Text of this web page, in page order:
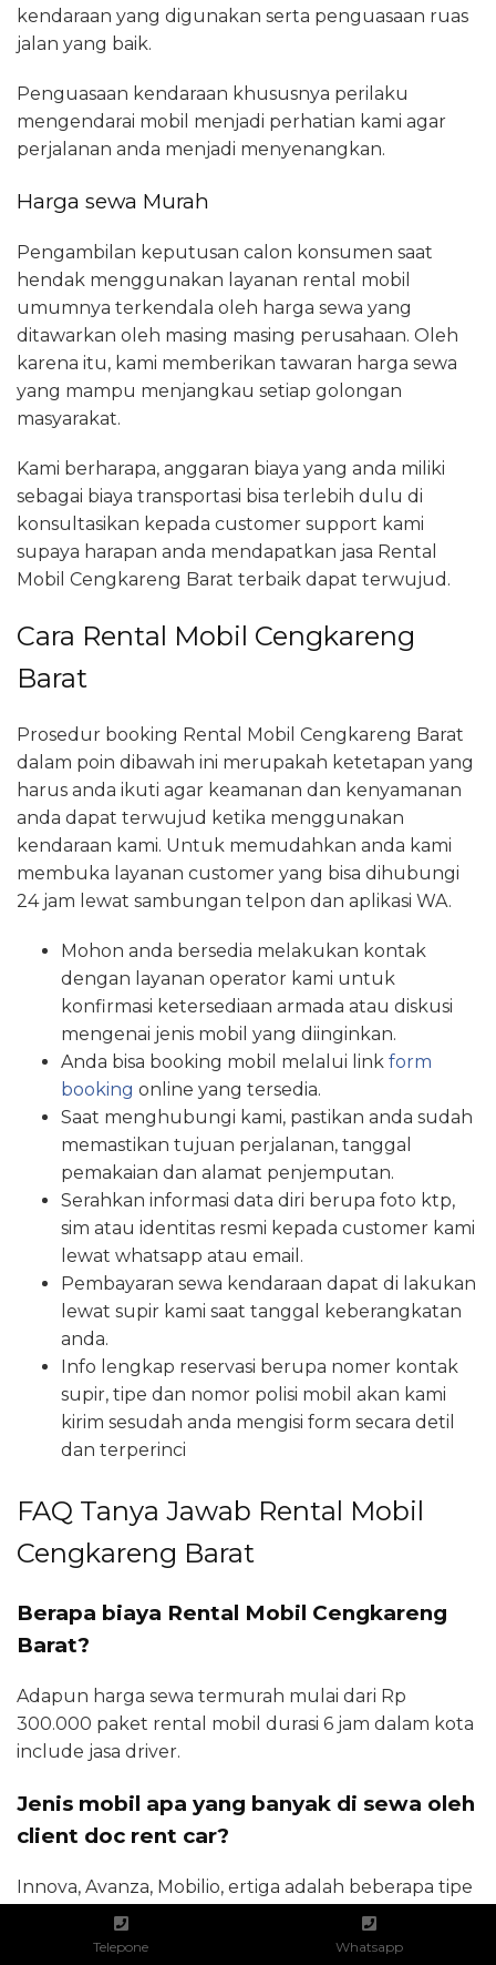
kendaraan yang digunakan serta penguasaan ruas
jalan yang baik.
Penguasaan kendaraan khususnya perilaku
mengendarai mobil menjadi perhatian kami agar
perjalanan anda menjadi menyenangkan.
Harga sewa Murah
Pengambilan keputusan calon konsumen saat
hendak menggunakan layanan rental mobil
umumnya terkendala oleh harga sewa yang
ditawarkan oleh masing masing perusahaan. Oleh
karena itu, kami memberikan tawaran harga sewa
yang mampu menjangkau setiap golongan
masyarakat.
Kami berharapa, anggaran biaya yang anda miliki
sebagai biaya transportasi bisa terlebih dulu di
konsultasikan kepada customer support kami
supaya harapan anda mendapatkan jasa Rental
Mobil Cengkareng Barat terbaik dapat terwujud.
Cara Rental Mobil Cengkareng
Barat
Prosedur booking Rental Mobil Cengkareng Barat
dalam poin dibawah ini merupakah ketetapan yang
harus anda ikuti agar keamanan dan kenyamanan
anda dapat terwujud ketika menggunakan
kendaraan kami. Untuk memudahkan anda kami
membuka layanan customer yang bisa dihubungi
24 jam lewat sambungan telpon dan aplikasi WA.
Mohon anda bersedia melakukan kontak
dengan layanan operator kami untuk
konfirmasi ketersediaan armada atau diskusi
mengenai jenis mobil yang diinginkan.
Anda bisa booking mobil melalui link form
booking online yang tersedia.
Saat menghubungi kami, pastikan anda sudah
memastikan tujuan perjalanan, tanggal
pemakaian dan alamat penjemputan.
Serahkan informasi data diri berupa foto ktp,
sim atau identitas resmi kepada customer kami
lewat whatsapp atau email.
Pembayaran sewa kendaraan dapat di lakukan
lewat supir kami saat tanggal keberangkatan
anda.
Info lengkap reservasi berupa nomer kontak
supir, tipe dan nomor polisi mobil akan kami
kirim sesudah anda mengisi form secara detil
dan terperinci
FAQ Tanya Jawab Rental Mobil
Cengkareng Barat
Berapa biaya Rental Mobil Cengkareng
Barat?
Adapun harga sewa termurah mulai dari Rp
300.000 paket rental mobil durasi 6 jam dalam kota
include jasa driver.
Jenis mobil apa yang banyak di sewa oleh
client doc rent car?
Innova, Avanza, Mobilio, ertiga adalah beberapa tipe
mobil yang paling banyak di sewa oleh customer
docrentcar.Telepone Whatsapp